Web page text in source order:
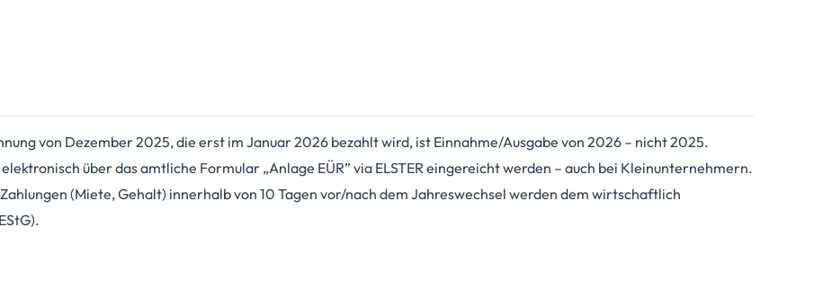
von Dezember 2025, die erst im Januar 2026 bezahlt wird, ist Einnahme/Ausgabe von 2026 – nicht 2025.
elektronisch über das amtliche Formular „Anlage EÜR” via ELSTER eingereicht werden – auch bei Kleinunternehmern.
(Miete, Gehalt) innerhalb von 10 Tagen vor/nach dem Jahreswechsel werden dem wirtschaftlich